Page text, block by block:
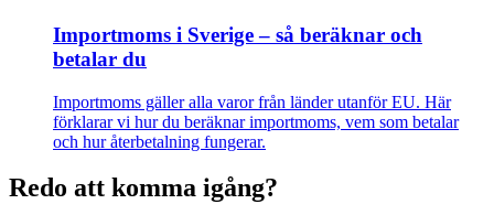
Importmoms i Sverige – så beräknar och
betalar du
Importmoms gäller alla varor från länder utanför EU. Här
förklarar vi hur du beräknar importmoms, vem som betalar
och hur återbetalning fungerar.
Redo att komma igång?